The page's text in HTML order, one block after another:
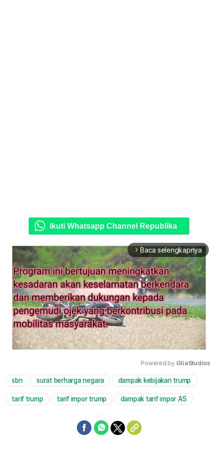
Ikuti Whatsapp Channel Republika
arrow_forward_ios Baca selengkapnya
Mute
Powered by GliaStudios
sbn surat berharga negara dampak kebijakan trump
tarif trump tarif impor trump dampak tarif impor AS